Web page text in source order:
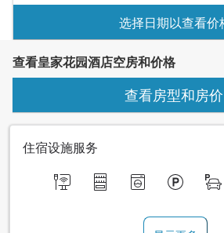
选择日期以查看价
查看皇家花园酒店空房和价格
查看房型和房价
住宿设施服务